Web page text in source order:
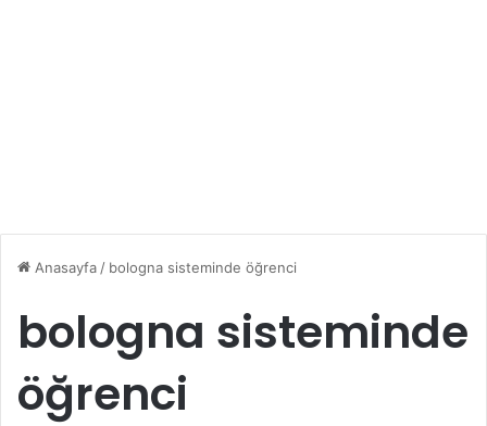
Anasayfa / bologna sisteminde öğrenci
bologna sisteminde
öğrenci